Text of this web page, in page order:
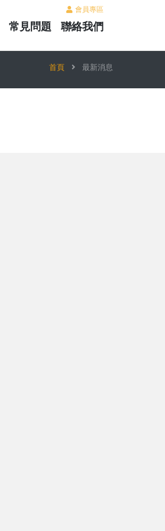
會員專區
常見問題 聯絡我們
首頁 最新消息